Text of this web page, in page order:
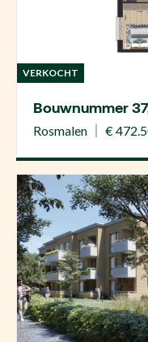
VERKOCHT
Bouwnummer
Rosmalen €